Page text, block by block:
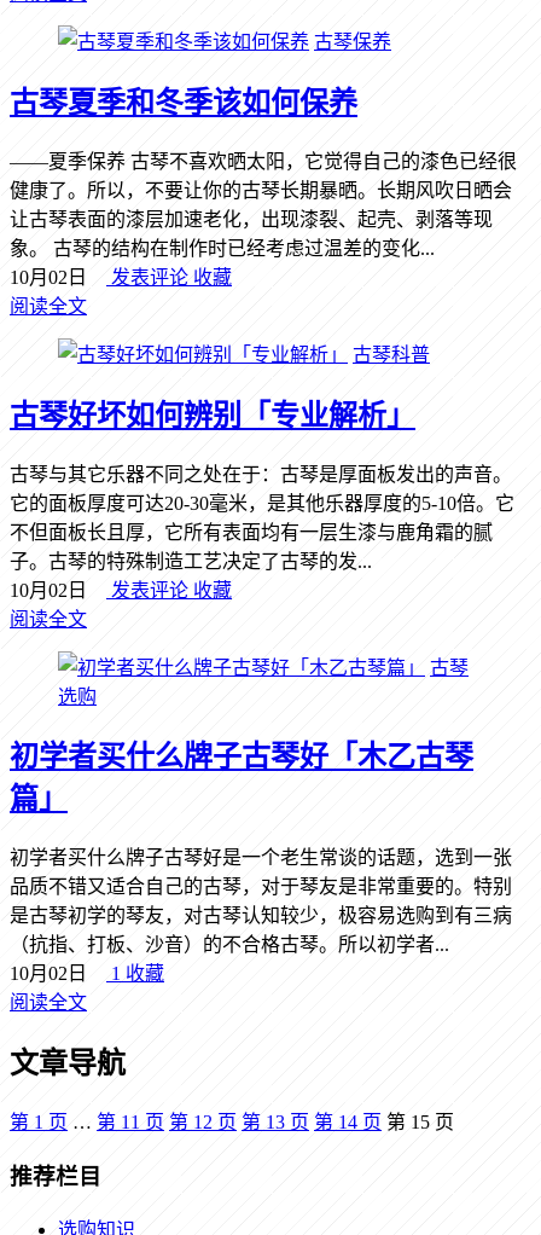
古琴保养
古琴夏季和冬季该如何保养
——夏季保养 古琴不喜欢晒太阳，它觉得自己的漆色已经很
健康了。所以，不要让你的古琴长期暴晒。长期风吹日晒会
让古琴表面的漆层加速老化，出现漆裂、起壳、剥落等现
象。 古琴的结构在制作时已经考虑过温差的变化...
10月02日
发表评论 收藏
阅读全文
古琴科普
古琴好坏如何辨别「专业解析」
古琴与其它乐器不同之处在于：古琴是厚面板发出的声音。
它的面板厚度可达20-30毫米，是其他乐器厚度的5-10倍。它
不但面板长且厚，它所有表面均有一层生漆与鹿角霜的腻
子。古琴的特殊制造工艺决定了古琴的发...
10月02日
发表评论 收藏
阅读全文
古琴
选购
初学者买什么牌子古琴好「木乙古琴
篇」
初学者买什么牌子古琴好是一个老生常谈的话题，选到一张
品质不错又适合自己的古琴，对于琴友是非常重要的。特别
是古琴初学的琴友，对古琴认知较少，极容易选购到有三病
（抗指、打板、沙音）的不合格古琴。所以初学者...
10月02日
1 收藏
阅读全文
文章导航
第 1 页 … 第 11 页 第 12 页 第 13 页 第 14 页 第 15 页
推荐栏目
选购知识